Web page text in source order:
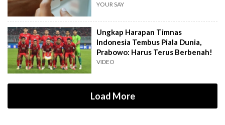
YOUR SAY
Ungkap Harapan Timnas
Indonesia Tembus Piala Dunia,
Prabowo: Harus Terus Berbenah!
VIDEO
Load More